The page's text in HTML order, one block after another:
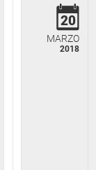
20
MARZO
2018